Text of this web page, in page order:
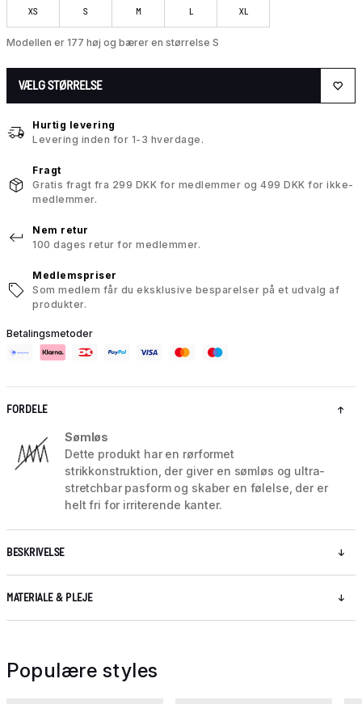
XS S M L XL
Modellen er 177 høj og bærer en størrelse S
VÆLG STØRRELSE
Hurtig levering
Levering inden for 1-3 hverdage.
Fragt
Gratis fragt fra 299 DKK for medlemmer og 499 DKK for ikke-
medlemmer.
Nem retur
100 dages retur for medlemmer.
Medlemspriser
Som medlem får du eksklusive besparelser på et udvalg af
produkter.
Betalingsmetoder
FORDELE
Sømløs
Dette produkt har en rørformet
strikkonstruktion, der giver en sømløs og ultra-
stretchbar pasform og skaber en følelse, der er
helt fri for irriterende kanter.
BESKRIVELSE
MATERIALE & PLEJE
Populære styles